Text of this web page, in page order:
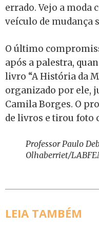
errado. Vejo a moda
veículo de mudança
O último
após a palestra,
livro “A História da
organizado por ele,
Camila Borges. O
de livros e tirou foto
Professor Paulo
Olhaberriet/
LEIA TAMBÉM